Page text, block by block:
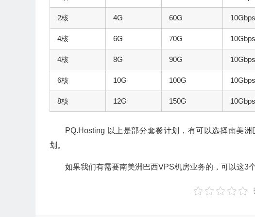
2核 4G 60G 10Gbps
4核 6G 70G 10Gbps
4核 8G 90G 10Gbps
6核 10G 100G 10Gbps
8核 12G 150G 10Gbps
PQ.Hosting 以上是部分套餐计划，有可以选择南美
划。
如果我们有需要南美洲巴西VPS机房业务的，可以这3